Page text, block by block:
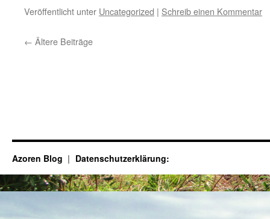
Veröffentlicht unter Uncategorized | Schreib einen Kommentar
← Ältere Beiträge
Azoren Blog Datenschutzerklärung: